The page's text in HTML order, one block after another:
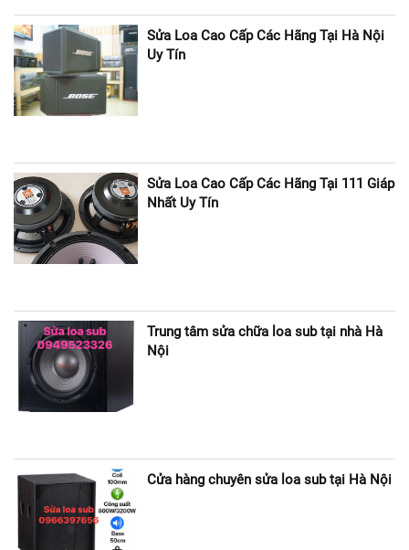
Sửa Loa Cao Cấp Các Hãng Tại Hà Nội
Uy Tín
Sửa Loa Cao Cấp Các Hãng Tại 111 Giáp
Nhất Uy Tín
Trung tâm sửa chữa loa sub tại nhà Hà
Nội
Cửa hàng chuyên sửa loa sub tại Hà Nội